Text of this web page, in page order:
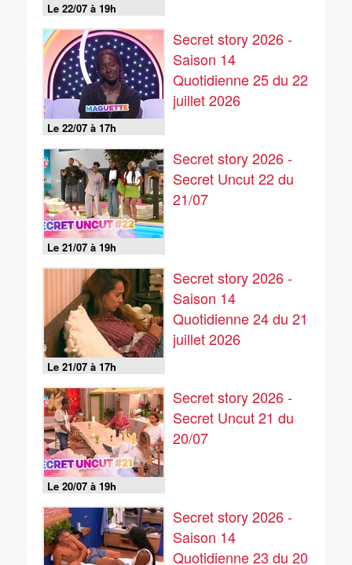
Le 22/07 à 19h
Le 22/07 à 17h
Secret story 2026 -
Saison 14
Quotidienne 25 du 22
juillet 2026
Le 21/07 à 19h
Secret story 2026 -
Secret Uncut 22 du
21/07
Le 21/07 à 17h
Secret story 2026 -
Saison 14
Quotidienne 24 du 21
juillet 2026
Le 20/07 à 19h
Secret story 2026 -
Secret Uncut 21 du
20/07
Secret story 2026 -
Saison 14
Quotidienne 23 du 20